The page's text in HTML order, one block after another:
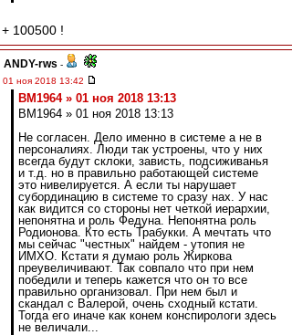
+ 100500 !
ANDY-rws -
01 ноя 2018 13:42
BM1964 » 01 ноя 2018 13:13
BM1964 » 01 ноя 2018 13:13
Не согласен. Дело именно в системе а не в
персоналиях. Люди так устроены, что у них
всегда будут склоки, зависть, подсиживанья
и т.д. но в правильно работающей системе
это нивелируется. А если ты нарушает
субординацию в системе то сразу нах. У нас
как видится со стороны нет четкой иерархии,
непонятна и роль Федуна. Непонятна роль
Родионова. Кто есть Трабукки. А мечтать что
мы сейчас "честных" найдем - утопия не
ИМХО. Кстати я думаю роль Жиркова
преувеличивают. Так совпало что при нем
победили и теперь кажется что он то все
правильно организовал. При нем был и
скандал с Валерой, очень сходный кстати.
Тогда его иначе как конем конспирологи здесь
не величали...